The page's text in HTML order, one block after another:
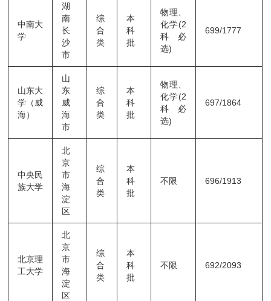
中南大
学
湖
南
长
沙
市
综
合
类
本
科
批
物理、
化学(2
科必
选)
699/1777
山东大
学（威
海）
山
东
威
海
市
综
合
类
本
科
批
物理、
化学(2
科必
选)
697/1864
中央民
族大学
北
京
市
海
淀
区
综
合
类
本
科
批
不限 696/1913
北京理
工大学
北
京
市
海
淀
区
综
合
类
本
科
批
不限 692/2093